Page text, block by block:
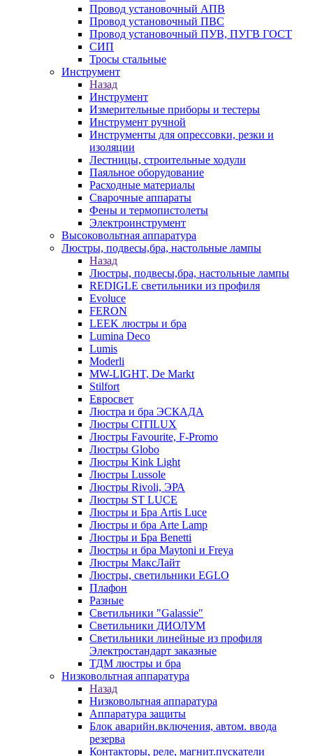
Провод установочный АПВ
Провод установочный ПВС
Провод установочный ПУВ, ПУГВ ГОСТ
СИП
Тросы стальные
Инструмент
Назад
Инструмент
Измерительные приборы и тестеры
Инструмент ручной
Инструменты для опрессовки, резки и
изоляции
Лестницы, строительные ходули
Паяльное оборудование
Расходные материалы
Сварочные аппараты
Фены и термопистолеты
Электроинструмент
Высоковольтная аппаратура
Люстры, подвесы,бра, настольные лампы
Назад
Люстры, подвесы,бра, настольные лампы
REDIGLE светильники из профиля
Evoluce
FERON
LEEK люстры и бра
Lumina Deco
Lumis
Moderli
MW-LIGHT, De Markt
Stilfort
Евросвет
Люстра и бра ЭСКАДА
Люстры CITILUX
Люстры Favourite, F-Promo
Люстры Globo
Люстры Kink Light
Люстры Lussole
Люстры Rivoli, ЭРА
Люстры ST LUCE
Люстры и Бра Artis Luce
Люстры и бра Arte Lamp
Люстры и Бра Benetti
Люстры и бра Maytoni и Freya
Люстры МаксЛайт
Люстры, светильники EGLO
Плафон
Разные
Светильники "Galassie"
Светильники ДИОЛУМ
Светильники линейные из профиля
Электростандарт заказные
ТДМ люстры и бра
Низковольтная аппаратура
Назад
Низковольтная аппаратура
Аппаратура защиты
Блок аварийн.включения, автом. ввода
резерва
Контакторы, реле, магнит.пускатели